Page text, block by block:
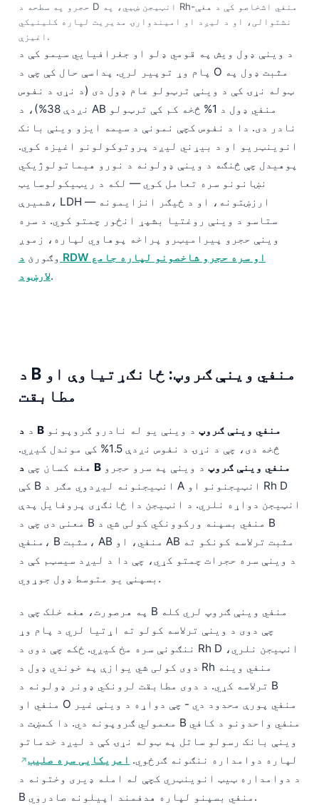
حجرو په سطحه د D انټيجن ښیي، په Rh-منفي اشخاصو کې د هغې
نشتوالی، او د لیږد او امیندوارۍ مدیریت لپاره کلینیکي
اغیزې.
د وینې ډول ویش په قومي ډلو او جغرافیایي سیمو کې د
پام وړ توپیر لري. پداسې حال کې چې د O مثبت ډول په
ټوله نړۍ کې د وینې ترټولو عام ډول دی (د نړۍ د نفوس
نږدې 38%)، د AB منفي ډول د 1% څخه کم کې ترټولو
نادر دی. دا د نفوس کچې نمونې د سیمه ایزو وینې بانک
انوینټریو او د بیړني لیږد پروتوکولونو اغیزه کوي.
پوهیدل چې څنګه د وینې ډولونه د نورو هیماتولوژیکي
نښانونو سره تعامل کوي — لکه د ریټیکولوسایټ
شمیرې، LDH ارزښتونه، او د ځیګر انزایمونه —
ستاسو د وینې روغتیا بشپړ انځور چمتو کوي. د سره
وینې حجرو پیرامیټرو پراخه پوهاوي لپاره، زموږ
وګورئ د RDW او سره حجرو شاخصونو لپاره جامع
لارښود.
د B منفي وینې ګروپ: ځانګړتیاوې او
مطابقت
د د B منفي وینې ګروپ د وینې یو له نادرو ګروپونو
څخه دی، چې د نړۍ د نفوس نږدې 1.5% کې موندل کیږي.
هغه کسان چې
د B منفي وینې ګروپ د وینې په سرو حجرو
کې B انټيجنونه لیږدوي مګر د A انټيجنونو او Rh D
انټيجن دواړه نلري. د انټيجن دا ځانګړی پروفایل پدې
معنی دی چې د B منفي بسپنه ورکوونکي کولی شي د B
منفي، B مثبت، AB منفي، او AB مثبت ترلاسه کونکو ته
د وینې سره حجرات چمتو کړي، چې دا د لیږد سیسټم کې د
بسپنې یو متوسط ډول جوړوي.
په هرصورت، هغه خلک چې د B منفي وینې ګروپ لري کله
چې دوی د وینې ترلاسه کولو ته اړتیا لري د پام وړ
ننګونې سره مخ کیږي. ځکه چې دوی د Rh D انټيجن نلري،
دوی کولی شي یوازې په خوندي ډول د Rh منفي وینه
ترلاسه کړي. د دوی مطابقت لرونکي ډونر ډولونه د B
منفي او O منفي پورې محدود دي - چې دواړه د وینې غیر
معمولي ګروپونه دي. دا کمښت د B منفي واحدونو د کافي
وینې بانک رسولو ساتل په ټوله نړۍ کې د لیږد خدماتو
لپاره دوامداره ننګونه ګرځوي. امریکایی سره صلیب
د دوامداره ټیټ انوینټري کچې له امله ډیری وختونه د
B منفي بسپنو لپاره هدفمند اپیلونه صادروي.